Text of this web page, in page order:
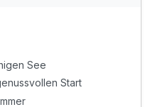
See
Start